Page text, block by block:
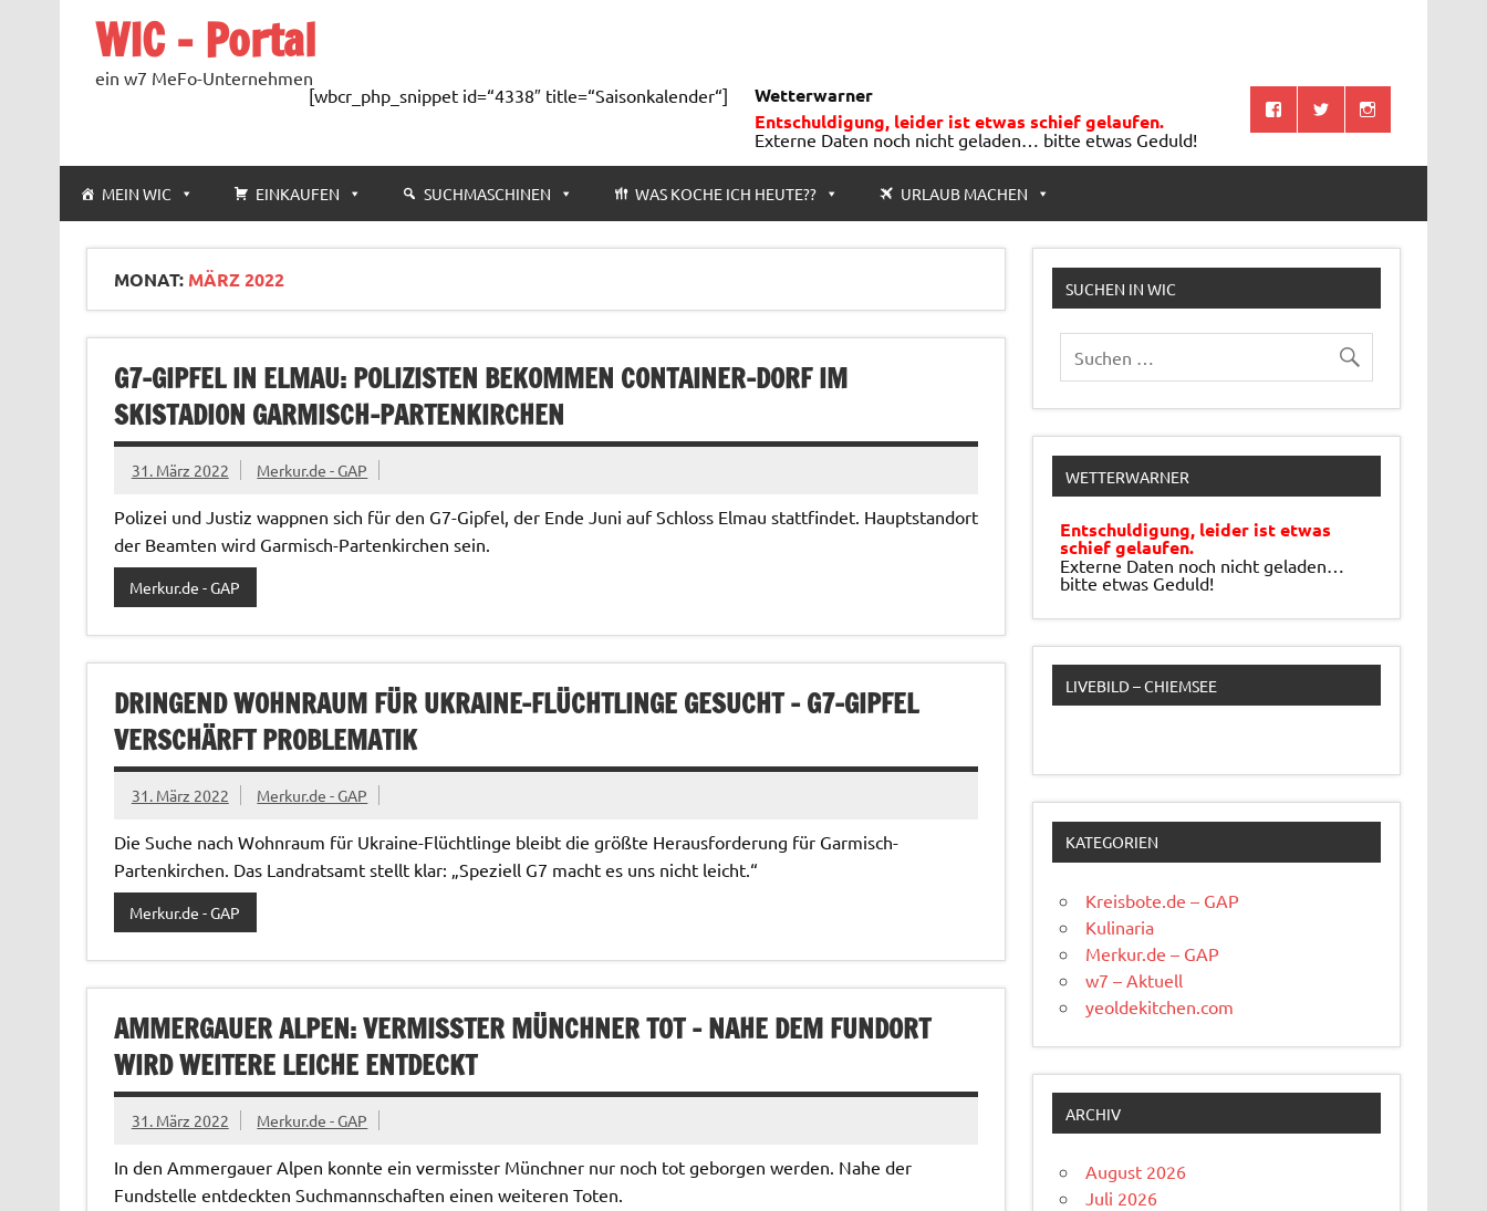
WIC – Portal
ein w7 MeFo-Unternehmen
[wbcr_php_snippet id=“4338″ title=“Saisonkalender“]
Wetterwarner
Entschuldigung, leider ist etwas schief gelaufen.
Externe Daten noch nicht geladen… bitte etwas Geduld!
MEIN WIC EINKAUFEN SUCHMASCHINEN WAS KOCHE ICH HEUTE?? URLAUB MACHEN
MONAT: MÄRZ 2022
G7-GIPFEL IN ELMAU: POLIZISTEN BEKOMMEN CONTAINER-DORF IM
SKISTADION GARMISCH-PARTENKIRCHEN
31. März 2022 Merkur.de - GAP
Polizei und Justiz wappnen sich für den G7-Gipfel, der Ende Juni auf Schloss Elmau stattfindet. Hauptstandort
der Beamten wird Garmisch-Partenkirchen sein.
Merkur.de - GAP
DRINGEND WOHNRAUM FÜR UKRAINE-FLÜCHTLINGE GESUCHT – G7-GIPFEL
VERSCHÄRFT PROBLEMATIK
31. März 2022 Merkur.de - GAP
Die Suche nach Wohnraum für Ukraine-Flüchtlinge bleibt die größte Herausforderung für Garmisch-
Partenkirchen. Das Landratsamt stellt klar: „Speziell G7 macht es uns nicht leicht.“
Merkur.de - GAP
AMMERGAUER ALPEN: VERMISSTER MÜNCHNER TOT – NAHE DEM FUNDORT
WIRD WEITERE LEICHE ENTDECKT
31. März 2022 Merkur.de - GAP
In den Ammergauer Alpen konnte ein vermisster Münchner nur noch tot geborgen werden. Nahe der
Fundstelle entdeckten Suchmannschaften einen weiteren Toten.
SUCHEN IN WIC
WETTERWARNER
Entschuldigung, leider ist etwas
schief gelaufen.
Externe Daten noch nicht geladen…
bitte etwas Geduld!
LIVEBILD – CHIEMSEE
KATEGORIEN
Kreisbote.de – GAP
Kulinaria
Merkur.de – GAP
w7 – Aktuell
yeoldekitchen.com
ARCHIV
August 2026
Juli 2026